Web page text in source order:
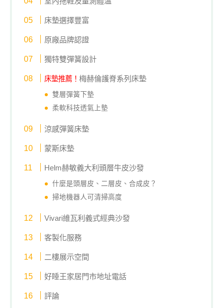
床墊選擇豐富
原廠品牌認證
獨特雙彈簧設計
床墊推薦！梅赫倫護脊系列床墊
雙層彈簧下墊
柔軟科技透氣上墊
涼感彈簧床墊
蒙斯床墊
Helm赫敏義大利頭層牛皮沙發
什麼是頭層皮、二層皮、合成皮？
掃地機器人可清掃高度
Vivari維瓦利義式經典沙發
客製化服務
二樓展示空間
好睡王家居門市地址電話
評論